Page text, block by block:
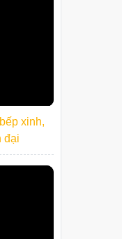
xinh,
đại